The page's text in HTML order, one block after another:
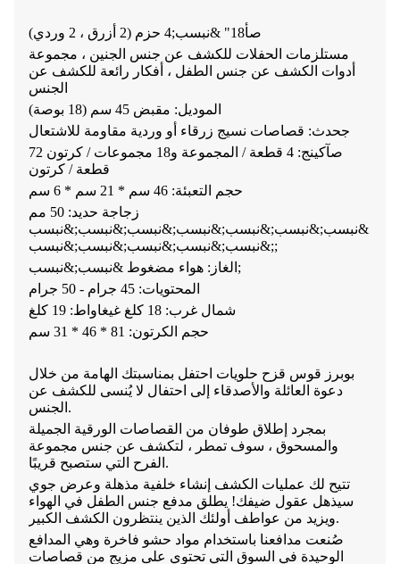
صأ18" &نبسب;4 حزم (2 أزرق ، 2 وردي)
مستلزمات الحفلات للكشف عن جنس الجنين ، مجموعة
أدوات الكشف عن جنس الطفل ، أفكار رائعة للكشف عن
الجنس
الموديل: مقبض 45 سم (18 بوصة)
جحدث: قصاصات نسيج زرقاء أو وردية مقاومة للاشتعال
صآكينج: 4 قطعة / المجموعة و
18 مجموعات / كرتون 72
قطعة / كرتون
حجم التعبئة: 46 سم * 21 سم * 6 سم
زجاجة حديد: 50 مم
&نبسب;&نبسب;&نبسب;&نبسب;&نبسب;&نبسب;&نبسب
;&نبسب;&نبسب;&نبسب;&نبسب;&نبسب;
الغاز: هواء مضغوط &نبسب;&نبسب;
المحتويات: 45 جرام - 50 جرام
شمال غرب: 18 كلغ غيغاواط: 19 كلغ
حجم الكرتون: 81 * 46 * 31 سم
بوبرز قوس قزح حلويات احتفل بمناسبتك الهامة من خلال
دعوة العائلة والأصدقاء إلى احتفال لا يُنسى للكشف عن
الجنس.
بمجرد إطلاق طوفان من القصاصات الورقية الجميلة
والمسحوق ، سوف تمطر ، لتكشف عن جنس مجموعة
الفرح التي ستصبح قريبًا.
تتيح لك عمليات الكشف إنشاء خلفية مذهلة وعرض جوي
سيذهل عقول ضيفك! يطلق مدفع جنس الطفل في الهواء
ويزيد من عواطف أولئك الذين ينتظرون الكشف الكبير.
صُنعت مدافعنا باستخدام مواد حشو فاخرة وهي المدافع
الوحيدة في السوق التي تحتوي على مزيج من قصاصات